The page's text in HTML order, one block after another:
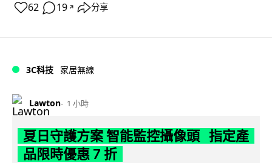
62 19 ↗ 分享
3C科技 家居無線
Lawton 1 小時
夏日守護方案 智能監控攝像頭 指定產
品限時優惠 7 折